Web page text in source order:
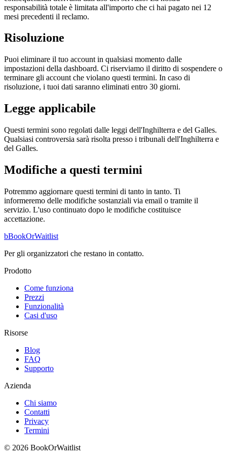
responsabilità totale è limitata all'importo che ci hai pagato nei 12
mesi precedenti il reclamo.
Risoluzione
Puoi eliminare il tuo account in qualsiasi momento dalle
impostazioni della dashboard. Ci riserviamo il diritto di sospendere o
terminare gli account che violano questi termini. In caso di
risoluzione, i tuoi dati saranno eliminati entro 30 giorni.
Legge applicabile
Questi termini sono regolati dalle leggi dell'Inghilterra e del Galles.
Qualsiasi controversia sarà risolta presso i tribunali dell'Inghilterra e
del Galles.
Modifiche a questi termini
Potremmo aggiornare questi termini di tanto in tanto. Ti
informeremo delle modifiche sostanziali via email o tramite il
servizio. L'uso continuato dopo le modifiche costituisce
accettazione.
bBookOrWaitlist
Per gli organizzatori che restano in contatto.
Prodotto
Come funziona
Prezzi
Funzionalità
Casi d'uso
Risorse
Blog
FAQ
Supporto
Azienda
Chi siamo
Contatti
Privacy
Termini
© 2026 BookOrWaitlist